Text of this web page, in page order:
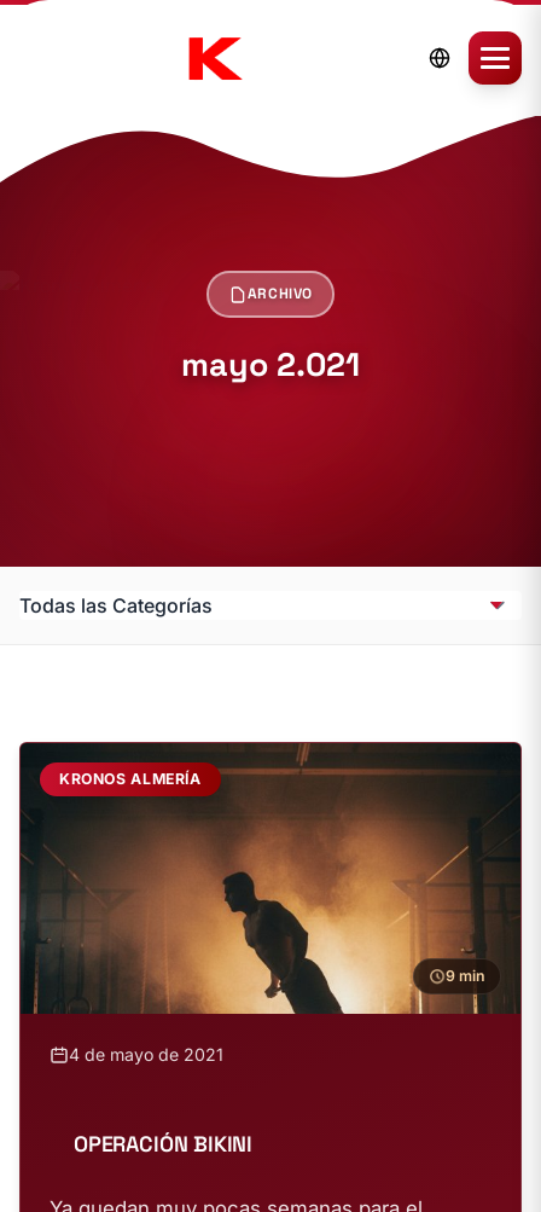
ARCHIVO
mayo 2.021
KRONOS ALMERÍA
9 min
4 de mayo de 2021
OPERACIÓN BIKINI